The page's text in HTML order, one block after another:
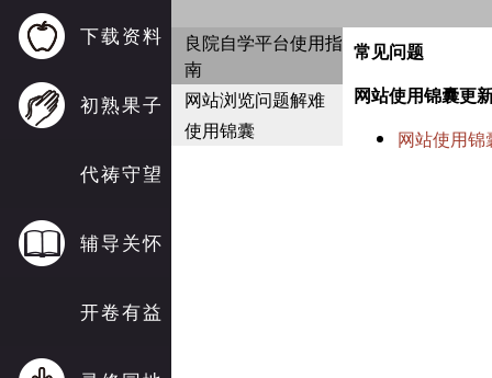
下载资料
初熟果子
代祷守望
辅导关怀
开卷有益
良院自学平台使用指
南
网站浏览问题解难
使用锦囊
常见问题
网站使用锦囊更
网站使用锦